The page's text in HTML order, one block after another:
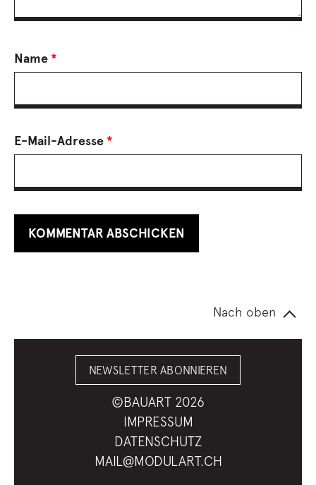
Name *
E-Mail-Adresse *
Nach oben
NEWSLETTER ABONNIEREN
©BAUART 2026
IMPRESSUM
DATENSCHUTZ
MAIL@MODULART.CH